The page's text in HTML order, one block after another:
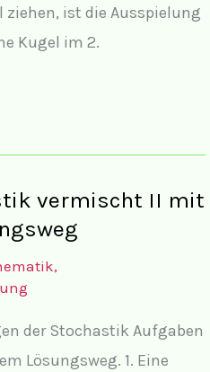
ziehen, ist die Ausspielung
Kugel im 2.
vermischt II mit
,
der Stochastik Aufgaben
Lösungsweg. 1. Eine